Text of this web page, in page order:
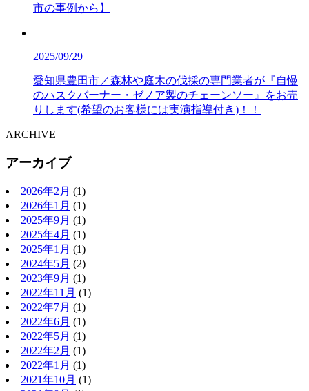
市の事例から】
2025/09/29
愛知県豊田市／森林や庭木の伐採の専門業者が『自慢
のハスクバーナー・ゼノア製のチェーンソー』をお売
りします(希望のお客様には実演指導付き)！！
ARCHIVE
アーカイブ
2026年2月 (1)
2026年1月 (1)
2025年9月 (1)
2025年4月 (1)
2025年1月 (1)
2024年5月 (2)
2023年9月 (1)
2022年11月 (1)
2022年7月 (1)
2022年6月 (1)
2022年5月 (1)
2022年2月 (1)
2022年1月 (1)
2021年10月 (1)